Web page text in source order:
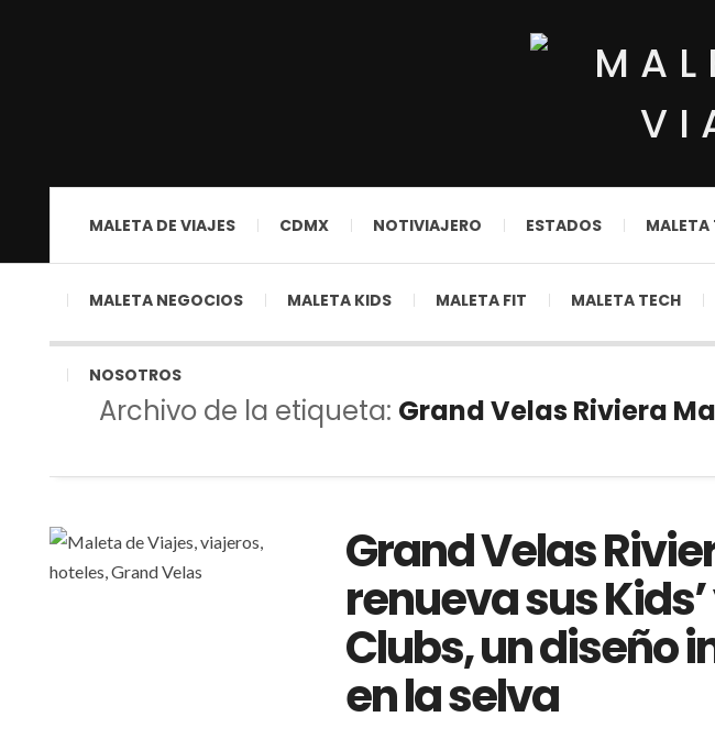
MALETA DE VIAJES CDMX NOTIVIAJERO ESTADOS MALETA
MALETA NEGOCIOS MALETA KIDS MALETA FIT MALETA TECH
NOSOTROS
Archivo de la etiqueta: Grand Velas Riviera
Grand Velas
renueva sus Kids’
Clubs, un diseño
en la selva